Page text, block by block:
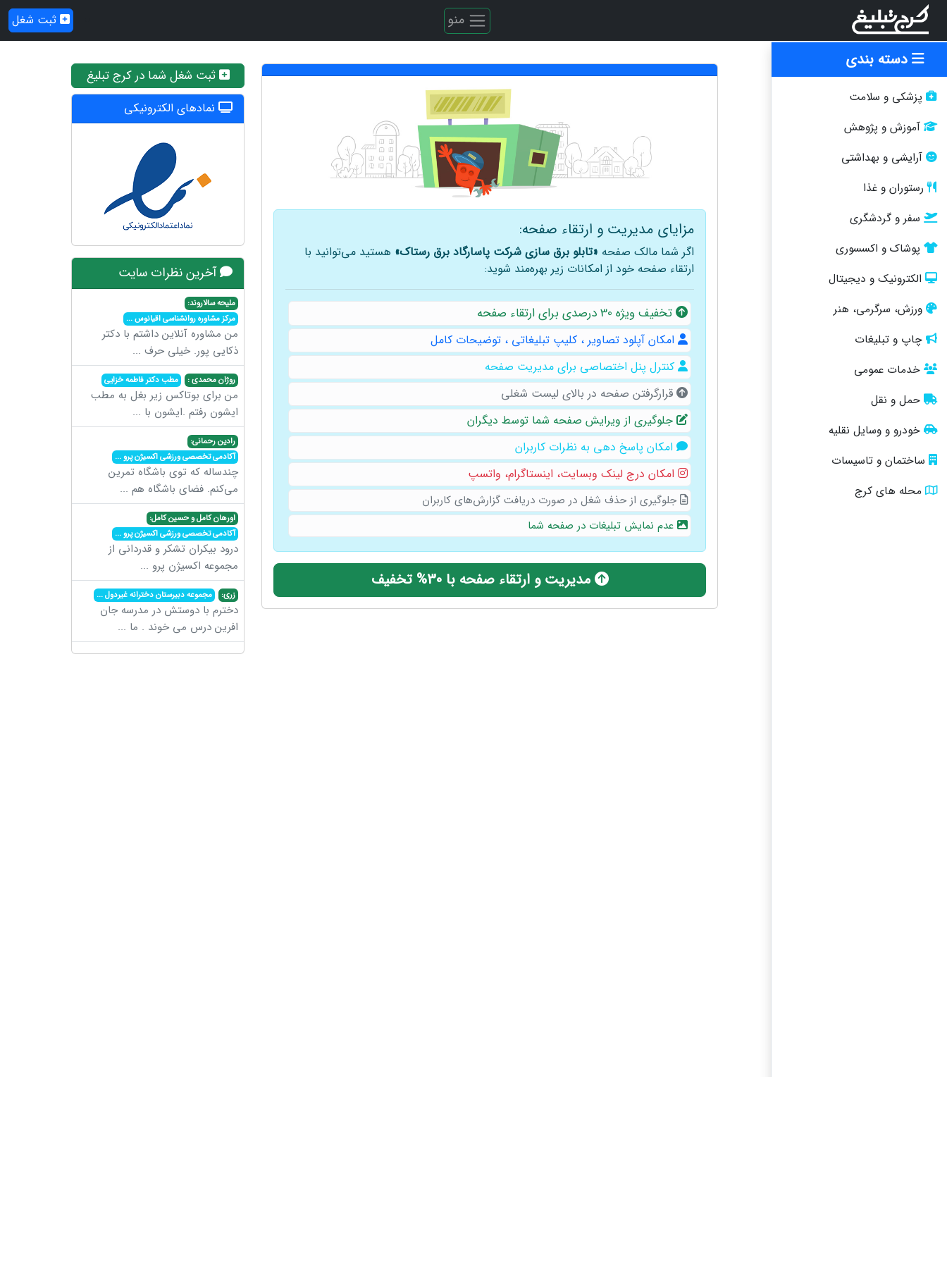
منو ثبت شغل
دسته بندی
پزشکی و سلامت
آموزش و پژوهش
آرایشی و بهداشتی
رستوران و غذا
سفر و گردشگری
پوشاک و اکسسوری
الکترونیک و دیجیتال
ورزش، سرگرمی، هنر
چاپ و تبلیغات
خدمات عمومی
حمل و نقل
خودرو و وسایل نقلیه
ساختمان و تاسیسات
محله های کرج
مزایای مدیریت و ارتقاء صفحه:
اگر شما مالک صفحه «تابلو برق سازی شرکت پاسارگاد برق رستاک» هستید می‌توانید با
ارتقاء صفحه خود از امکانات زیر بهره‌مند شوید:
تخفیف ویژه 30 درصدی برای ارتقاء صفحه
امکان آپلود تصاویر ، کلیپ تبلیغاتی ، توضیحات کامل
کنترل پنل اختصاصی برای مدیریت صفحه
قرارگرفتن صفحه در بالای لیست شغلی
جلوگیری از ویرایش صفحه شما توسط دیگران
امکان پاسخ دهی به نظرات کاربران
امکان درج لینک وبسایت، ‌اینستاگرام،‌ واتسپ
جلوگیری از حذف شغل در صورت دریافت گزارش‌های کاربران
عدم نمایش تبلیغات در صفحه شما
مدیریت و ارتقاء صفحه با 30% تخفیف
ثبت شغل شما در کرج تبلیغ
نمادهای الکترونیکی
آخرین نظرات سایت
ملیحه سالاروند:
مرکز مشاوره روانشناسی اقیانوس...
من مشاوره آنلاین داشتم با دکتر
ذکایی پور. خیلی حرف ...
روژان محمدی : مطب دکتر فاطمه خزایی
من برای بوتاکس زیر بغل به مطب
ایشون رفتم .ایشون با ...
رادین رحمانی:
آکادمی تخصصی ورزشی اکسیژن پرو...
چندساله که توی باشگاه تمرین
می‌کنم. فضای باشگاه هم ...
اورهان کامل و حسین کامل:
آکادمی تخصصی ورزشی اکسیژن پرو...
درود بیکران تشکر و قدردانی از
مجموعه اکسیژن پرو ...
زری: مجموعه دبیرستان دخترانه غیردول...
دخترم با دوستش در مدرسه جان
افرین درس می خوند . ما ...